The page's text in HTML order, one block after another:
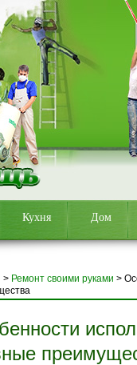
Кухня Дом
> Ремонт своими руками >